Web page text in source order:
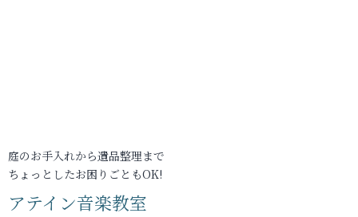
庭のお手入れから遺品整理まで
ちょっとしたお困りごともOK!
アテイン音楽教室